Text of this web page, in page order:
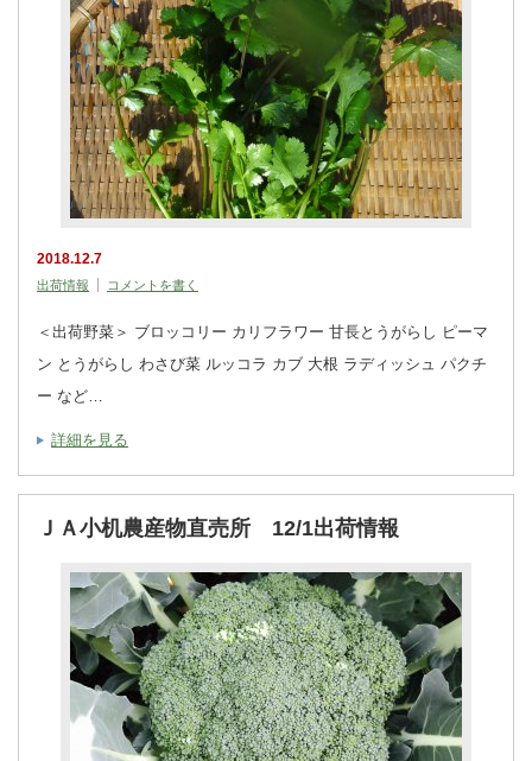
2018.12.7
出荷情報 コメントを書く
＜出荷野菜＞ ブロッコリー カリフラワー 甘長とうがらし ピーマ
ン とうがらし わさび菜 ルッコラ カブ 大根 ラディッシュ パクチ
ー など…
詳細を見る
ＪＡ小机農産物直売所 12/1出荷情報